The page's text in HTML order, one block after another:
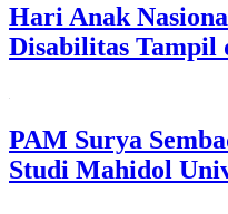
Hari Anak
Disabilitas Tampil
PAM Surya
Studi Mahidol